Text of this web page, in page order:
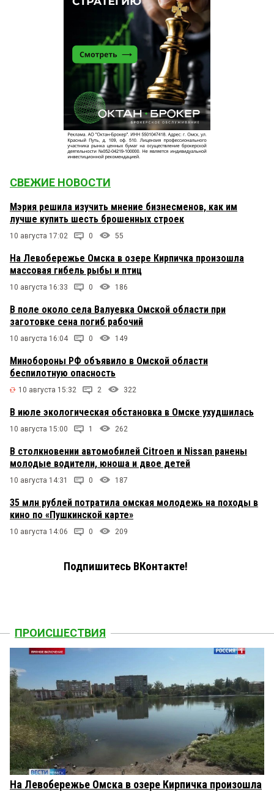
СВЕЖИЕ НОВОСТИ
Мэрия решила изучить мнение бизнесменов, как им
лучше купить шесть брошенных строек
10 августа 17:02 0 55
На Левобережье Омска в озере Кирпичка произошла
массовая гибель рыбы и птиц
10 августа 16:33 0 186
В поле около села Валуевка Омской области при
заготовке сена погиб рабочий
10 августа 16:04 0 149
Минобороны РФ объявило в Омской области
беспилотную опасность
10 августа 15:32 2 322
В июле экологическая обстановка в Омске ухудшилась
10 августа 15:00 1 262
В столкновении автомобилей Citroen и Nissan ранены
молодые водители, юноша и двое детей
10 августа 14:31 0 187
35 млн рублей потратила омская молодежь на походы в
кино по «Пушкинской карте»
10 августа 14:06 0 209
Подпишитесь ВКонтакте!
ПРОИСШЕСТВИЯ
На Левобережье Омска в озере Кирпичка произошла